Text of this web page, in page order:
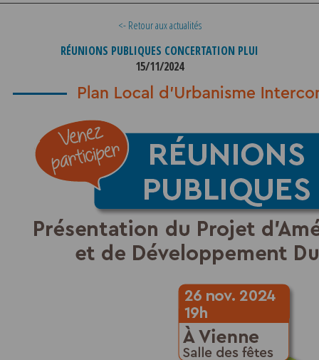
<- Retour aux actualités
RÉUNIONS PUBLIQUES CONCERTATION PLUI
15/11/2024